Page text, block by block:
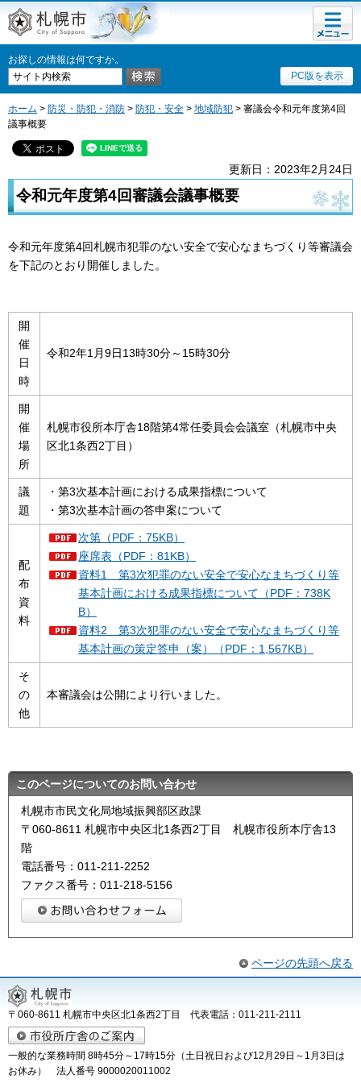
札幌市
お探しの情報は何ですか。
PC版を表示
メニュ
ー
ホーム > 防災・防犯・消防 > 防犯・安全 > 地域防犯 > 審議会令和元年度第4回
議事概要
更新日：2023年2月24日
令和元年度第4回審議会議事概要
令和元年度第4回札幌市犯罪のない安全で安心なまちづくり等審議会
を下記のとおり開催しました。
開
催
日
時
令和2年1月9日13時30分～15時30分
開
催
場
所
札幌市役所本庁舎18階第4常任委員会会議室（札幌市中央
区北1条西2丁目）
議
題
・第3次基本計画における成果指標について
・第3次基本計画の答申案について
配
布
資
料
次第（PDF：75KB）
座席表（PDF：81KB）
資料1 第3次犯罪のない安全で安心なまちづくり等
基本計画における成果指標について（PDF：738K
B）
資料2 第3次犯罪のない安全で安心なまちづくり等
基本計画の策定答申（案）（PDF：1,567KB）
そ
の
他
本審議会は公開により行いました。
このページについてのお問い合わせ
札幌市市民文化局地域振興部区政課
〒060-8611 札幌市中央区北1条西2丁目 札幌市役所本庁舎13
階
電話番号：011-211-2252
ファクス番号：011-218-5156
ページの先頭へ戻る
〒060-8611 札幌市中央区北1条西2丁目 代表電話：011-211-2111
一般的な業務時間 8時45分～17時15分（土日祝日および12月29日～1月3日は
お休み） 法人番号 9000020011002